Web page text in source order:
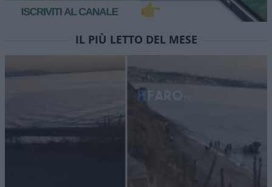
IL PIÙ LETTO DEL MESE